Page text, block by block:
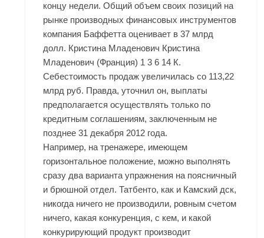
концу недели. Общий объем своих позиций на
рынке производных финансовых инструментов
компания Баффетта оценивает в 37 млрд
долл. Кристина Младенович Кристина
Младенович (Франция) 1 3 6 14 К.
Себестоимость продаж увеличилась со 113,22
млрд руб. Правда, уточнил он, выплаты
предполагается осуществлять только по
кредитным соглашениям, заключенным не
позднее 31 декабря 2012 года.
Например, на тренажере, имеющем
горизонтальное положение, можно выполнять
сразу два варианта упражнения на поясничный
и брюшной отдел. Татбенто, как и Камский дск,
никогда ничего не производили, ровным счетом
ничего, какая конкуренция, с кем, и какой
конкурирующий продукт производит